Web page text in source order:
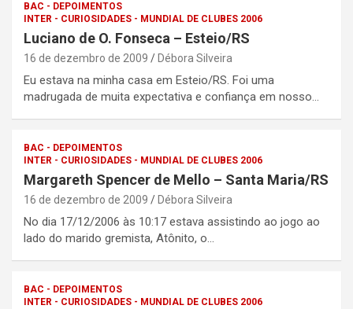
BAC - DEPOIMENTOS
INTER - CURIOSIDADES - MUNDIAL DE CLUBES 2006
Luciano de O. Fonseca – Esteio/RS
16 de dezembro de 2009 Débora Silveira
Eu estava na minha casa em Esteio/RS. Foi uma
madrugada de muita expectativa e confiança em nosso…
BAC - DEPOIMENTOS
INTER - CURIOSIDADES - MUNDIAL DE CLUBES 2006
Margareth Spencer de Mello – Santa Maria/RS
16 de dezembro de 2009 Débora Silveira
No dia 17/12/2006 às 10:17 estava assistindo ao jogo ao
lado do marido gremista, Atônito, o…
BAC - DEPOIMENTOS
INTER - CURIOSIDADES - MUNDIAL DE CLUBES 2006